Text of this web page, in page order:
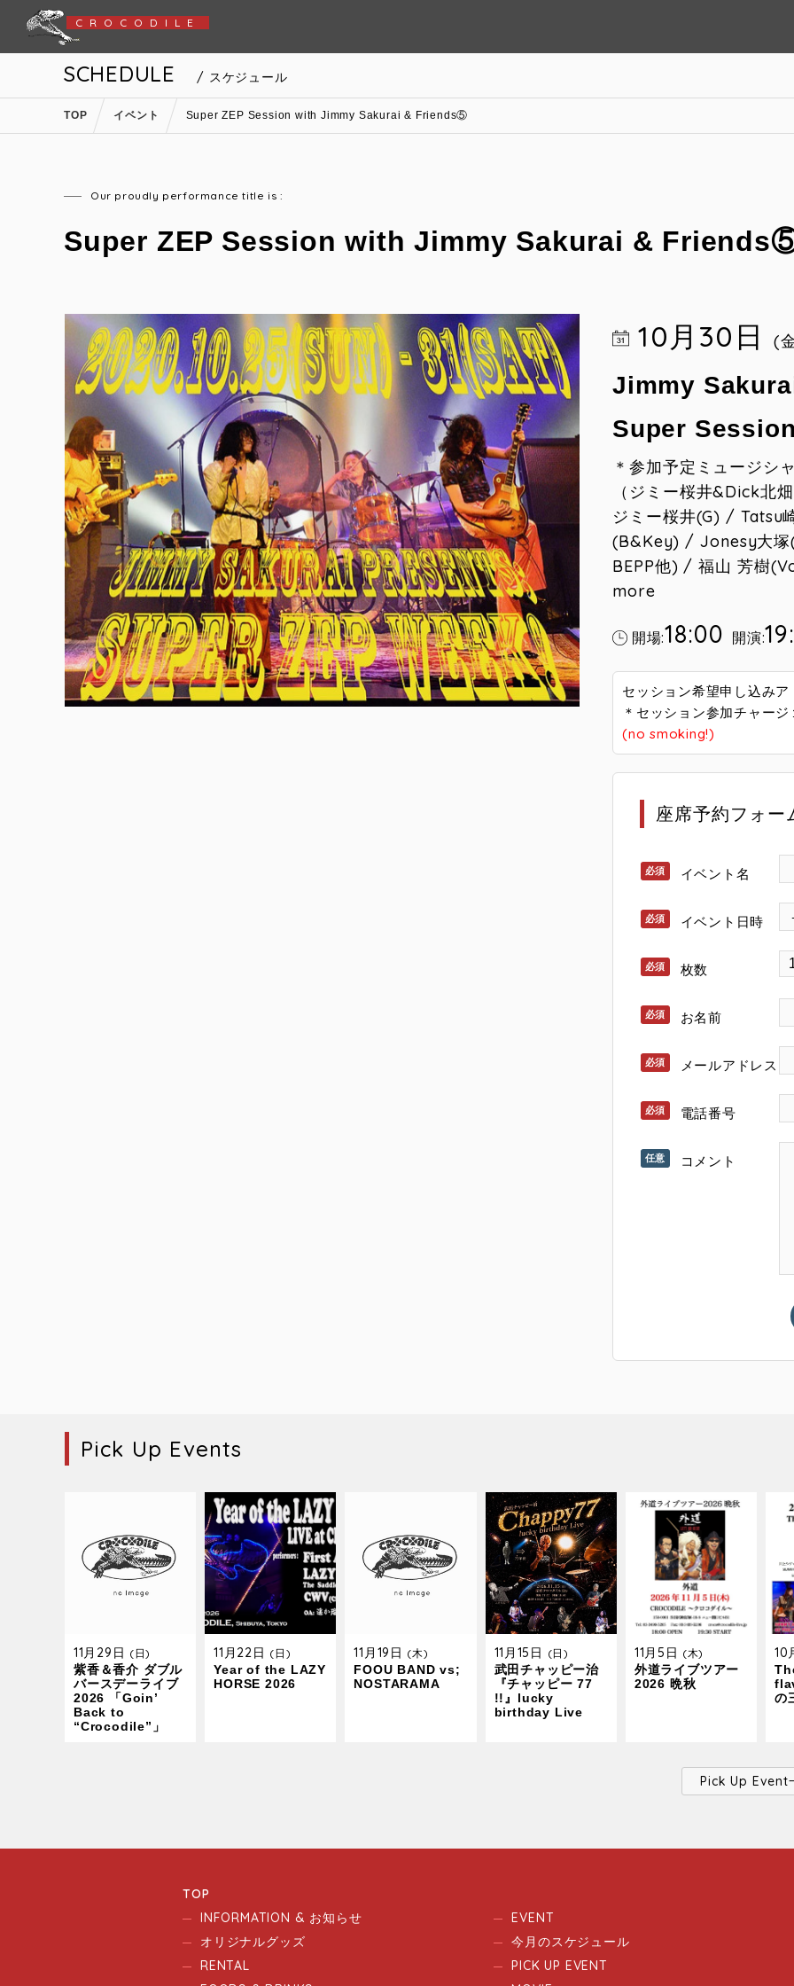
CROCODILE
SCHEDULE / スケジュール
TOP イベント Super ZEP Session with Jimmy Sakurai & Friends⑤
Our proudly performance title is :
Super ZEP Session with Jimmy Sakurai &
10月30日(
Jimmy
Super
＊参加予定ミュージシ
（ジミー桜井&Dick北
ジミー桜井(G) /
(B&Key) / Jonesy大
BEPP他) / 福山 芳樹
more
開場:18:00 開演:
セッション希望申し込み
＊セッション参加チャー
(no smoking!)
座席予約フォー
イベント名
イベント日時
枚数
お名前
メールアドレス
電話番号
コメント
Pick Up Events
11月29日 (日)
紫香＆香介 ダブル
バースデーライブ
2026 「Goin’
Back to
“Crocodile”」
11月22日 (日)
Year of the LAZY
HORSE 2026
11月19日 (木)
FOOU BAND vs;
NOSTARAMA
11月15日 (日)
武田チャッピー治
『チャッピー 77
!!』lucky
birthday Live
11月5日 (木)
外道ライブツアー
2026 晩秋
10
の
Pick Up Event
TOP
INFORMATION & お知らせ
オリジナルグッズ
RENTAL
EVENT
今月のスケジュール
PICK UP EVENT